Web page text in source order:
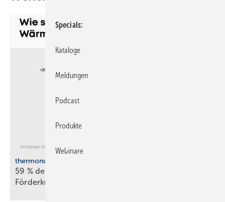
thermondo Wärmepumpen-Monitor
59 % der Haus­be­sit­zer stellen sich gegen
För­der­kür­zungen
Specials
Kataloge
Meldungen
Podcast
Produkte
Webinare